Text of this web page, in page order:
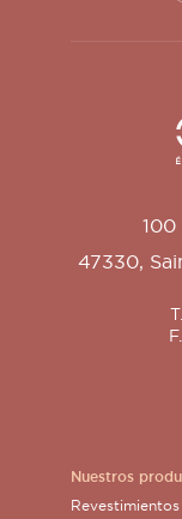
100
47330,
Nuestros